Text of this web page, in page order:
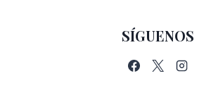
SÍGUENOS